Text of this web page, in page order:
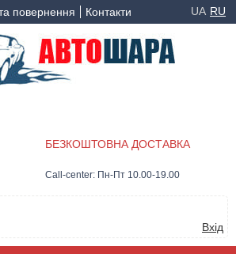
повернення Контакти UA RU
БЕЗКОШТОВНА ДОСТАВКА
Call-center: Пн-Пт 10.00-19.00
Вхід